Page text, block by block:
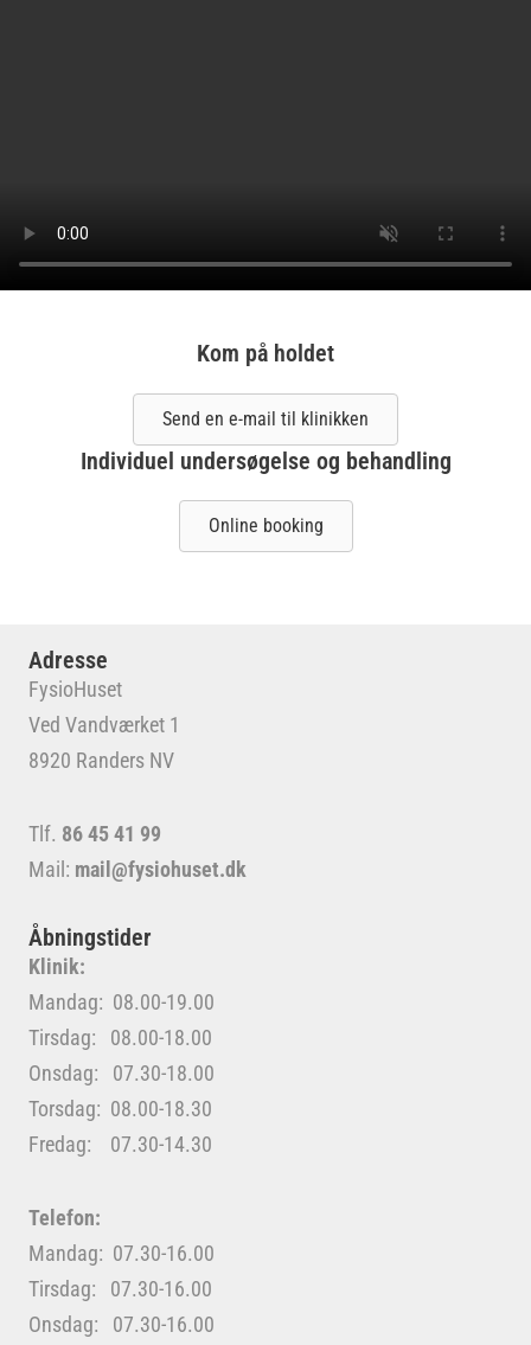
Kom på holdet
Send en e-mail til klinikken
Individuel undersøgelse og behandling
Online booking
Adresse
FysioHuset
Ved Vandværket 1
8920 Randers NV
Tlf. 86 45 41 99
Mail: mail@fysiohuset.dk
Åbningstider
Klinik:
Mandag: 08.00-19.00
Tirsdag: 08.00-18.00
Onsdag: 07.30-18.00
Torsdag: 08.00-18.30
Fredag: 07.30-14.30
Telefon:
Mandag: 07.30-16.00
Tirsdag: 07.30-16.00
Onsdag: 07.30-16.00